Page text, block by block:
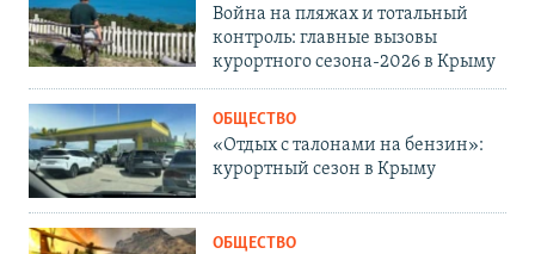
Война на пляжах и тотальный
контроль: главные вызовы
курортного сезона-2026 в Крыму
ОБЩЕСТВО
«Отдых с талонами на бензин»:
курортный сезон в Крыму
ОБЩЕСТВО